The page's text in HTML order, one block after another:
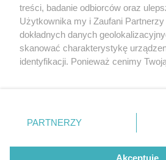
Nie zapomnij
zapoznać się z:
polityką prywatności regulamin
Twojemiasto
Piekary Śląskie
Chorzów
Tarnowskie Góry
Gliwice
treści, badanie odbiorców oraz
Użytkownika my i Zaufani
dokładnych danych
skanować charakterystykę
identyfikacji. Ponieważ cenimy
prywatności znajdujący się w
. Niektóre rodzaje przetwarzania
zgody użytkownika, ale masz
takiemu przetwarzaniu. Preferencje
PARTNERZY
Akceptuję